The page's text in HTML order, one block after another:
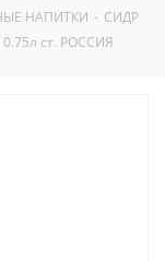
НАПИТКИ - СИДР
0.75л ст. РОССИЯ